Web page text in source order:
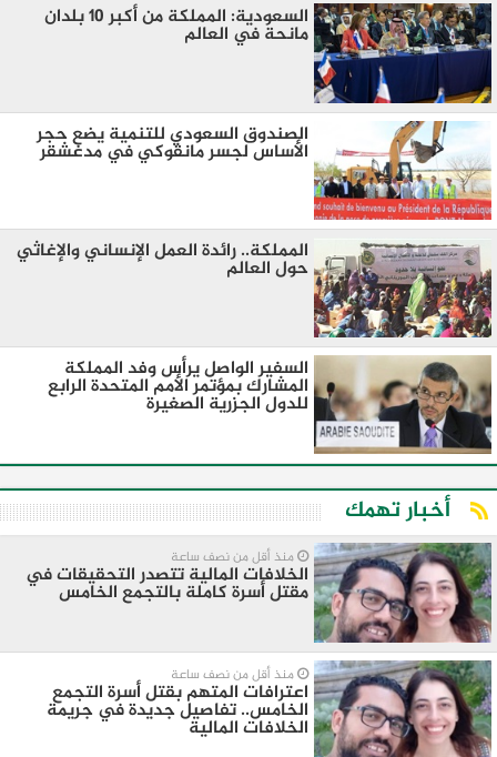
السعودية: المملكة من أكبر ١٠ بلدان
مانحة في العالم
الصندوق السعودي للتنمية يضع حجر
الأساس لجسر مانقوكي في مدغشقر
المملكة.. رائدة العمل الإنساني والإغاثي
حول العالم
السفير الواصل يرأس وفد المملكة
المشارك بمؤتمر الأمم المتحدة الرابع
للدول الجزرية الصغيرة
أخبار تهمك
منذ أقل من نصف ساعة
الخلافات المالية تتصدر التحقيقات في
مقتل أسرة كاملة بالتجمع الخامس
منذ أقل من نصف ساعة
اعترافات المتهم بقتل أسرة التجمع
الخامس.. تفاصيل جديدة في جريمة
الخلافات المالية